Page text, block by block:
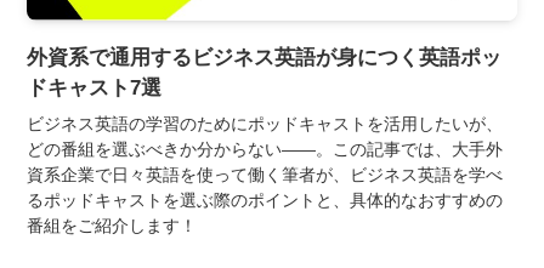
外資系で通用するビジネス英語が身につく英語ポッ
ドキャスト7選
ビジネス英語の学習のためにポッドキャストを活用したいが、
どの番組を選ぶべきか分からない――。この記事では、大手外
資系企業で日々英語を使って働く筆者が、ビジネス英語を学べ
るポッドキャストを選ぶ際のポイントと、具体的なおすすめの
番組をご紹介します！